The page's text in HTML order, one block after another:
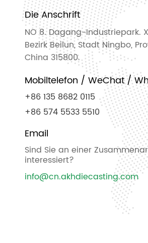
Die Anschrift
NO 8. Dagang-Industriepark.
Bezirk Beilun, Stadt Ningbo,
China 315800.
Mobiltelefon / WeChat /
+86 135 8682 0115
+86 574 5533 5510
Email
Sind Sie an einer
interessiert?
info@cn.akhdiecasting.com